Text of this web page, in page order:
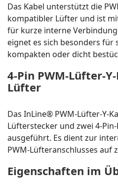
Das Kabel unterstützt die
kompatibler Lüfter und ist
für kurze interne
eignet es sich besonders für
kompakten oder dicht
4-Pin PWM-Lüfter-
Lüfter
Das InLine® PWM-Lüfter-Y-
Lüfterstecker und zwei 4-
ausgeführt. Es dient zur
PWM-Lüfteranschlusses auf
Eigenschaften im